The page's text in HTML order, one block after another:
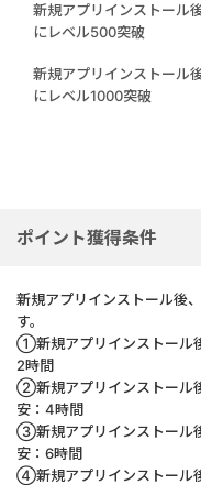
新規アプリインストール
にレベル500突破
新規アプリインストール
にレベル1000突破
ポイント獲得条件
新規アプリインストール後
す。
①新規アプリインストール
2時間
②新規アプリインストール
安：4時間
③新規アプリインストール
安：6時間
④新規アプリインストール